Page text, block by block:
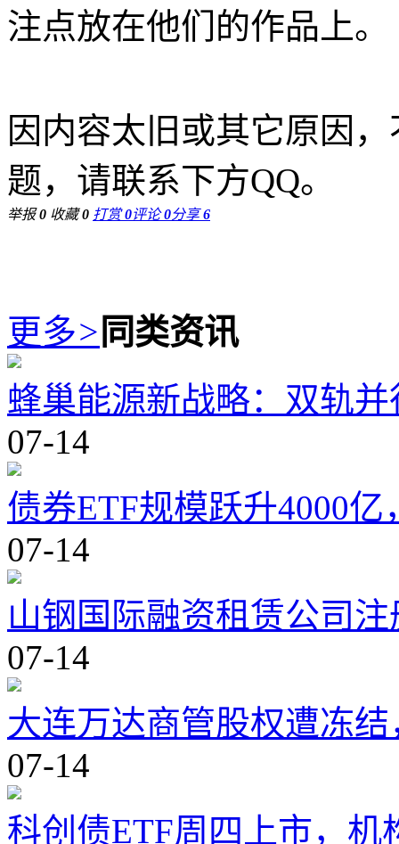
注点放在他们的作品上。
因内容太旧或其它原因
题，请联系下方QQ。
举报0 收藏0 打赏0评论0分享6
更多> 同类资讯
蜂巢能源新战略：双轨
07-14
债券ETF规模跃升4000
07-14
山钢国际融资租赁公司
07-14
大连万达商管股权遭冻
07-14
科创债ETF周四上市，